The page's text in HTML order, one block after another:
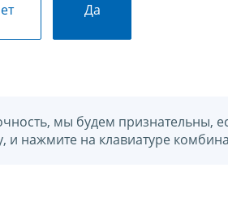
Да
мы будем признательны,
нажмите на клавиатуре